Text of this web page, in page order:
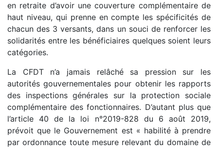
en retraite d’avoir une couverture complémentaire de
haut niveau, qui prenne en compte les spécificités de
chacun des 3 versants, dans un souci de renforcer les
solidarités entre les bénéficiaires quelques soient leurs
catégories.
La CFDT n’a jamais relâché sa pression sur les
autorités gouvernementales pour obtenir les rapports
des inspections générales sur la protection sociale
complémentaire des fonctionnaires. D’autant plus que
l’article 40 de la loi n°2019-828 du 6 août 2019,
prévoit que le Gouvernement est « habilité à prendre
par ordonnance toute mesure relevant du domaine de